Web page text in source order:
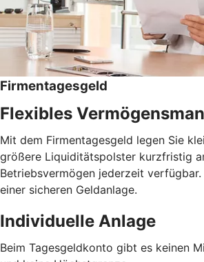
Firmentagesgeld
Flexibles
Mit dem Firmentagesgeld legen Sie
größere Liquiditätspolster kurzfristig
Betriebsvermögen jederzeit
einer sicheren Geldanlage.
Individuelle Anlage
Beim Tagesgeldkonto gibt es keinen